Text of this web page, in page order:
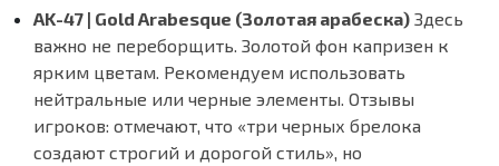
AK-47 | Gold Arabesque (Золотая арабеска) Здесь
важно не переборщить. Золотой фон капризен к
ярким цветам. Рекомендуем использовать
нейтральные или черные элементы. Отзывы
игроков: отмечают, что «три черных брелока
создают строгий и дорогой стиль», но